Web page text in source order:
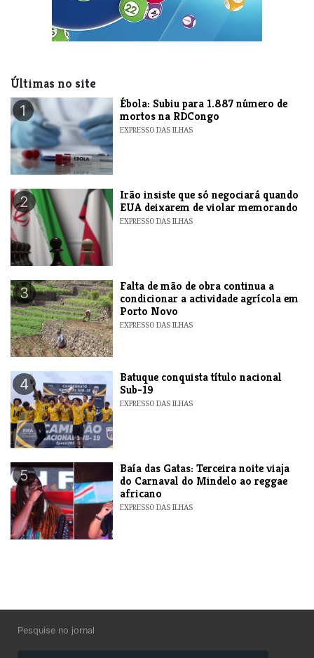
Últimas no site
1
​Ébola: Subiu para 1.887 número de
mortos na RDCongo
EXPRESSO DAS ILHAS
2
​Irão insiste que só negociará quando
EUA deixarem de violar memorando
EXPRESSO DAS ILHAS
3
Falta de mão de obra continua a
condicionar a actividade agrícola em
Porto Novo
EXPRESSO DAS ILHAS
4
​Batuque conquista título nacional
Sub-19
EXPRESSO DAS ILHAS
5
Baía das Gatas: Terceira noite viaja
do Carnaval do Mindelo ao reggae
africano
EXPRESSO DAS ILHAS
Pesquise no jornal